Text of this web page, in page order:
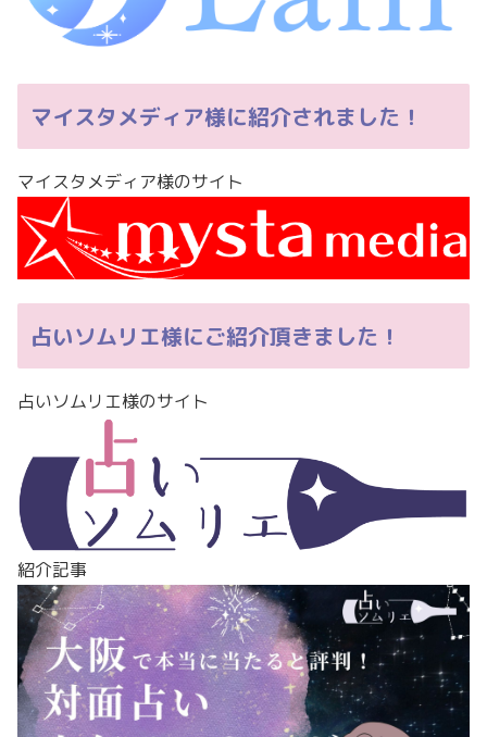
マイスタメディア様に紹介されました！
マイスタメディア様のサイト
占いソムリエ様にご紹介頂きました！
占いソムリエ様のサイト
紹介記事